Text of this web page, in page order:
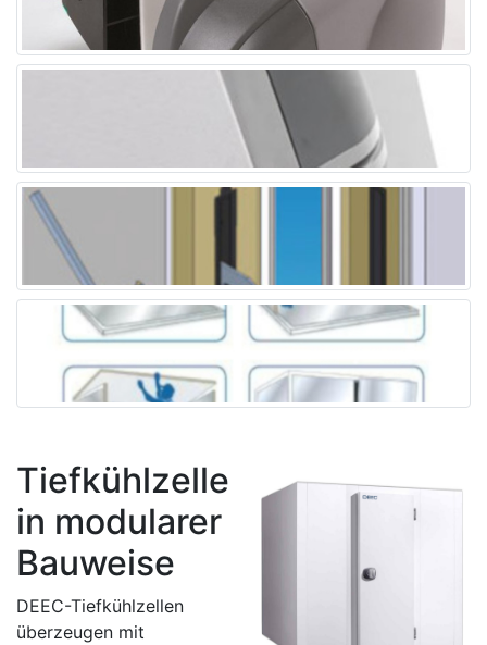
Tiefkühlzelle
in modularer
Bauweise
DEEC-Tiefkühlzellen
überzeugen mit